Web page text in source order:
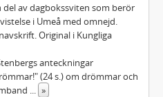
del av dagbokssviten som berör
i Umeå med omnejd.
Original i Kungliga
anteckningar
(24 s.) om drömmar och
»